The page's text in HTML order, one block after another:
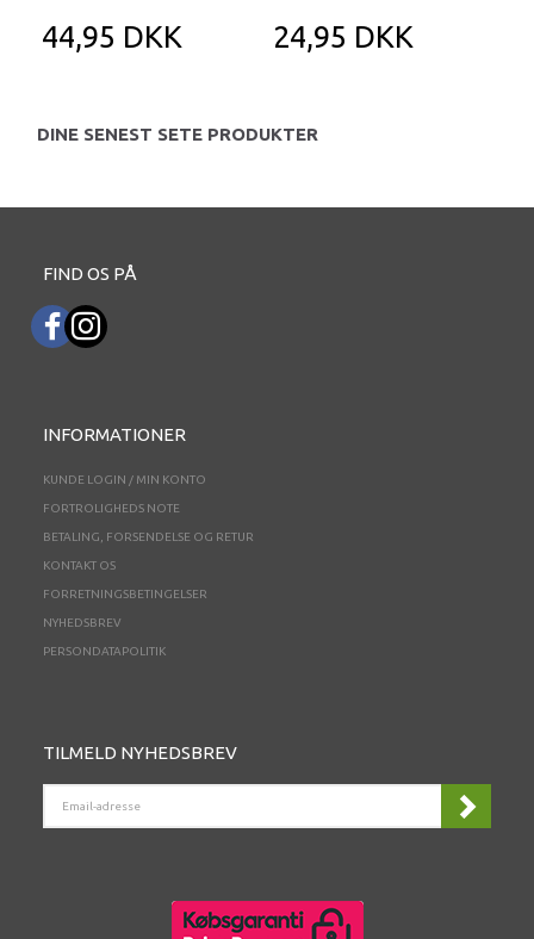
44,95 DKK 24,95 DKK
DINE SENEST SETE PRODUKTER
FIND OS PÅ
INFORMATIONER
KUNDE LOGIN / MIN KONTO
FORTROLIGHEDS NOTE
BETALING, FORSENDELSE OG RETUR
KONTAKT OS
FORRETNINGSBETINGELSER
NYHEDSBREV
PERSONDATAPOLITIK
TILMELD NYHEDSBREV
ADRESSE